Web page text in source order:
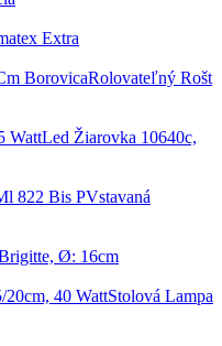
Extra
Rolovateľný Rošt
Led Žiarovka 10640c,
Vstavaná
Ø: 16cm
Stolová Lampa